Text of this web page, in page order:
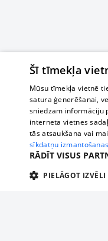
Šī tīmekļa
Mūsu tīmekļa vietnē
satura ģenerēšanai,
sniedzam informāciju
interneta vietnes
tās atsaukšana vai
sīkdatņu
RĀDĪT VISUS
PIELĀGOT IZVĒLI